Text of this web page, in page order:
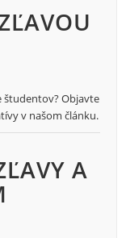
študentov? Objavte
v našom článku.
A